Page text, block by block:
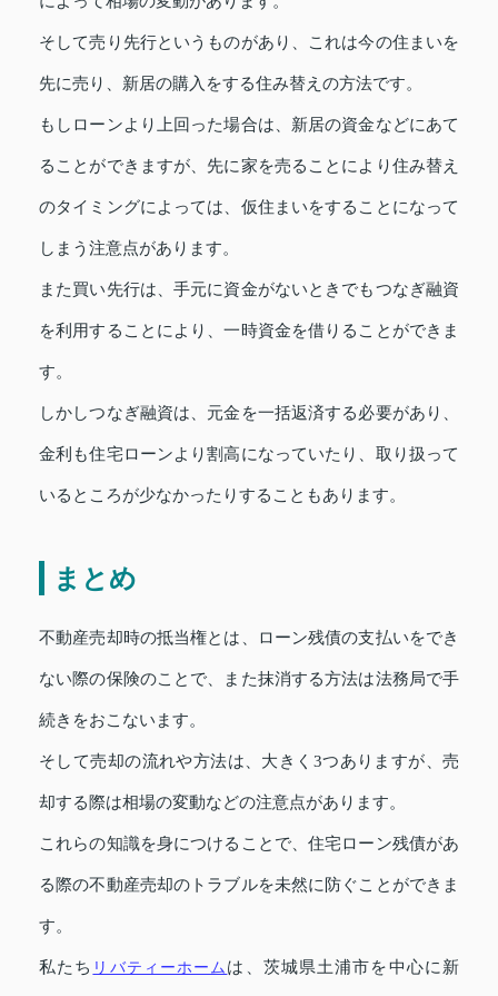
そして売り先行というものがあり、これは今の住まいを
先に売り、新居の購入をする住み替えの方法です。
もしローンより上回った場合は、新居の資金などにあて
ることができますが、先に家を売ることにより住み替え
のタイミングによっては、仮住まいをすることになって
しまう注意点があります。
また買い先行は、手元に資金がないときでもつなぎ融資
を利用することにより、一時資金を借りることができま
す。
しかしつなぎ融資は、元金を一括返済する必要があり、
金利も住宅ローンより割高になっていたり、取り扱って
いるところが少なかったりすることもあります。
まとめ
不動産売却時の抵当権とは、ローン残債の支払いをでき
ない際の保険のことで、また抹消する方法は法務局で手
続きをおこないます。
そして売却の流れや方法は、大きく3つありますが、売
却する際は相場の変動などの注意点があります。
これらの知識を身につけることで、住宅ローン残債があ
る際の不動産売却のトラブルを未然に防ぐことができま
す。
私たち リバティーホーム は、茨城県土浦市を中心に新